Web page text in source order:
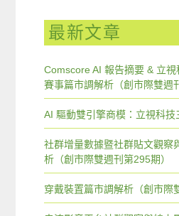
最新文章
Comscore AI 報告摘要 & 立
賽事篇市調解析（創市際雙週
AI 驅動雙引擎商模：立視科技
社群增量數據暨社群貼文觀察
析（創市際雙週刊第295期）
穿戴裝置篇市調解析（創市際